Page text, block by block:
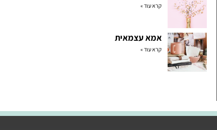
קרא עוד »
אמא עצמאית
קרא עוד »